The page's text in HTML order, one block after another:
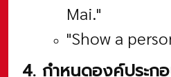
Mai."
"Show a
4. กำหนดองค์ประก